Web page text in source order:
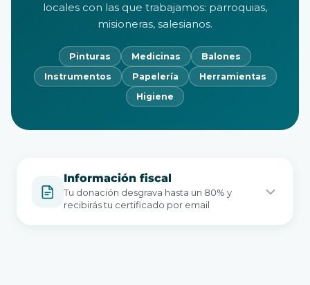
locales con las que trabajamos: parroquias,
misioneras, salesianos.
Pinturas Medicinas
Balones
Instrumentos
Papelería
Herramientas
Higiene
Información fiscal
Tu donación desgrava hasta un 80% y
recibirás tu certificado por email